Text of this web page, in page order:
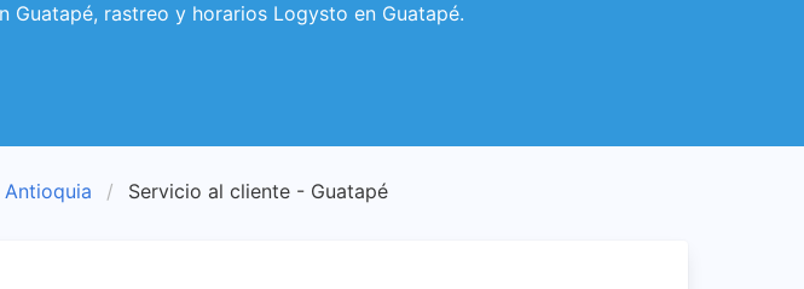
rastreo y horarios Logysto en Guatapé.
Servicio al cliente - Guatapé